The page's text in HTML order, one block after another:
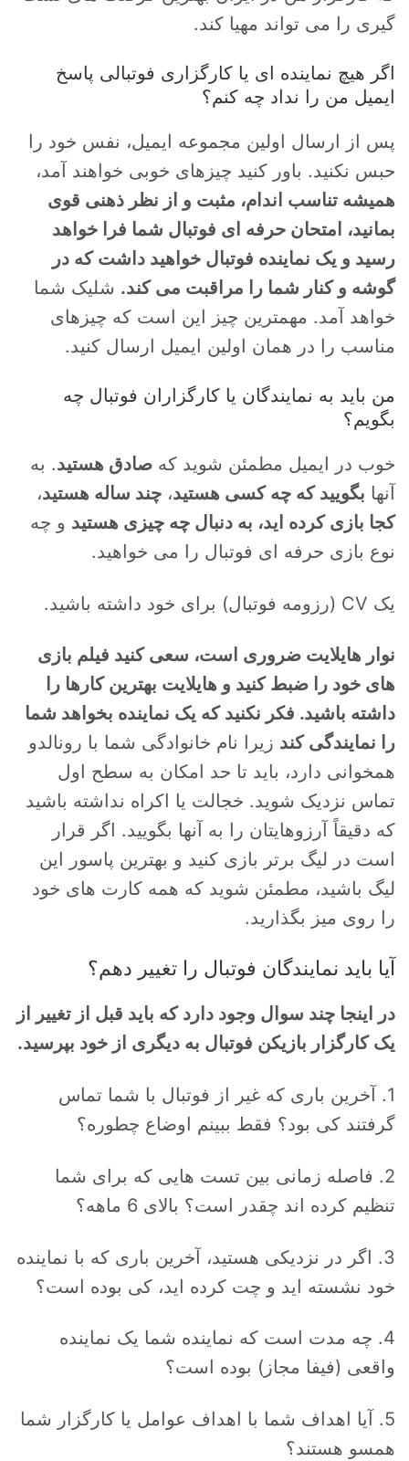
گیری را می تواند مهیا کند.
اگر هیچ نماینده ای یا کارگزاری فوتبالی پاسخ
ایمیل من را نداد چه کنم؟
پس از ارسال اولین مجموعه ایمیل، نفس خود را
حبس نکنید. باور کنید چیزهای خوبی خواهند آمد،
همیشه تناسب اندام، مثبت و از نظر ذهنی قوی
بمانید، امتحان حرفه ای فوتبال شما فرا خواهد
رسید و یک نماینده فوتبال خواهید داشت که در
گوشه و کنار شما را مراقبت می کند. شلیک شما
خواهد آمد. مهمترین چیز این است که چیزهای
مناسب را در همان اولین ایمیل ارسال کنید.
من باید به نمایندگان یا کارگزاران فوتبال چه
بگویم؟
خوب در ایمیل مطمئن شوید کهصادق هستید. به
آنها بگویید که چه کسی هستید،چند ساله هستید،
کجا بازی کرده اید، به دنبال چه چیزی هستید و چه
نوع بازی حرفه ای فوتبال را می خواهید.
یک CV (رزومه فوتبال) برای خود داشته باشید.
نوار هایلایت ضروری است، سعی کنید فیلم بازی
های خود را ضبط کنید و هایلایت بهترین کارها را
داشته باشید. فکر نکنید که یک نماینده بخواهد شما
را نمایندگی کند زیرا نام خانوادگی شما با رونالدو
همخوانی دارد، باید تا حد امکان به سطح اول
تماس نزدیک شوید. خجالت یا اکراه نداشته باشید
که دقیقاً آرزوهایتان را به آنها بگویید. اگر قرار
است در لیگ برتر بازی کنید و بهترین پاسور این
لیگ باشید، مطمئن شوید که همه کارت های خود
را روی میز بگذارید.
آیا باید نمایندگان فوتبال را تغییر دهم؟
در اینجا چند سوال وجود دارد که باید قبل از تغییر از
یک کارگزار بازیکن فوتبال به دیگری از خود بپرسید.
1. آخرین باری که غیر از فوتبال با شما تماس
گرفتند کی بود؟ فقط ببینم اوضاع چطوره؟
2. فاصله زمانی بین تست هایی که برای شما
تنظیم کرده اند چقدر است؟ بالای 6 ماهه؟
3. اگر در نزدیکی هستید، آخرین باری که با نماینده
خود نشسته اید و چت کرده اید، کی بوده است؟
4. چه مدت است که نماینده شما یک نماینده
واقعی (فیفا مجاز) بوده است؟
5. آیا اهداف شما با اهداف عوامل یا کارگزار شما
همسو هستند؟